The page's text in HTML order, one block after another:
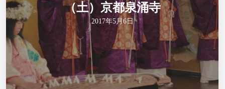
（土）京都泉涌寺
2017年5月6日